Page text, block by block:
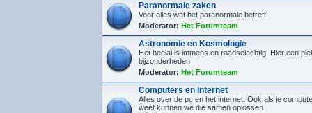
Paranormale zaken
Voor alles wat het paranormale betreft
Moderator: Het Forumteam
Astronomie en Kosmologie
Het heelal is immens en raadselachtig. Hier een
bijzonderheden
Moderator: Het Forumteam
Computers en Internet
Alles over de pc en het internet. Ook als je
weet kunnen we die samen oplossen